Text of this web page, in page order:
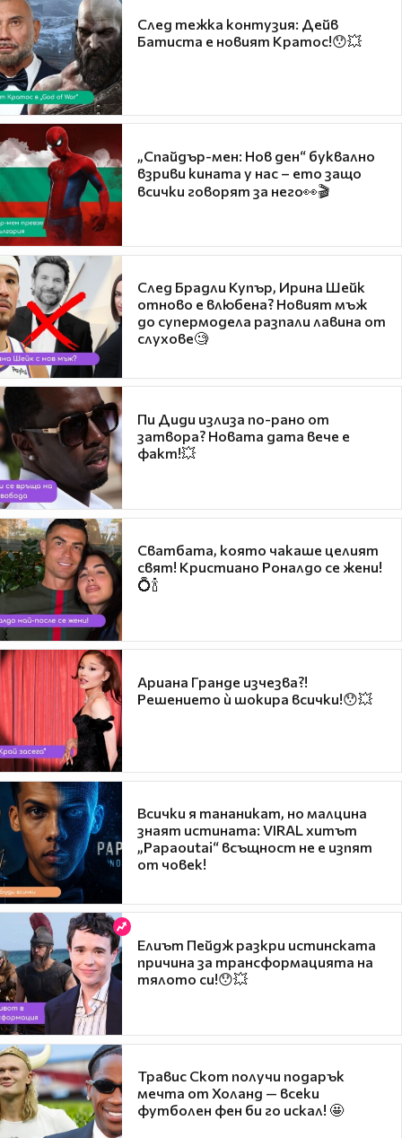
След тежка контузия: Дейв
Батиста е новият Кратос!😯💥
„Спайдър-мен: Нов ден“ буквално
взриви кината у нас – ето защо
всички говорят за него👀🎬
След Брадли Купър, Ирина Шейк
отново е влюбена? Новият мъж
до супермодела разпали лавина от
слухове🧐
Пи Диди излиза по-рано от
затвора? Новата дата вече е
факт!💥
Сватбата, която чакаше целият
свят! Кристиано Роналдо се жени!
💍🍾
Ариана Гранде изчезва?!
Решението ѝ шокира всички!😯💥
Всички я тананикат, но малцина
знаят истината: VIRAL хитът
„Papaoutai“ всъщност не е изпят
от човек!
Елиът Пейдж разкри истинската
причина за трансформацията на
тялото си!😯💥
Травис Скот получи подарък
мечта от Холанд — всеки
футболен фен би го искал! 🤩